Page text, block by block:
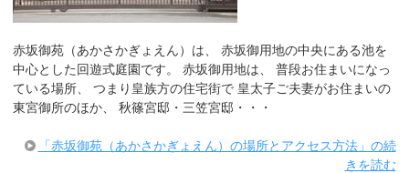
赤坂御苑（あかさかぎょえん）は、 赤坂御用地の中央にある池を
中心とした回遊式庭園です。 赤坂御用地は、 普段お住まいになっ
ている場所、 つまり皇族方の住宅街で 皇太子ご夫妻がお住まいの
東宮御所のほか、 秋篠宮邸・三笠宮邸・・・
「赤坂御苑（あかさかぎょえん）の場所とアクセス方法」の続
きを読む